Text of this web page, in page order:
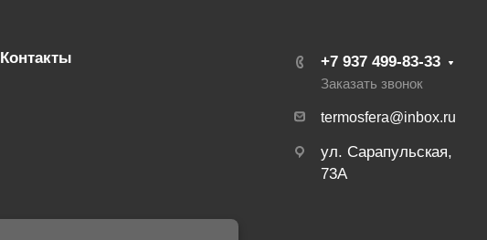
Контакты +7 937 499-83-33
Заказать звонок
termosfera@inbox.ru
ул. Сарапульская,
73А